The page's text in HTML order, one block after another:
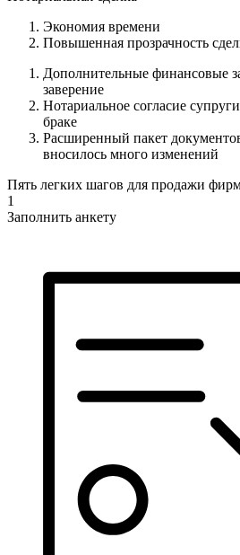
Экономия времени
Повышенная прозрачность
Дополнительные финансовые
заверение
Нотариальное согласие
браке
Расширенный пакет
вносилось много изменений
Пять легких шагов для продажи
1
Заполнить анкету